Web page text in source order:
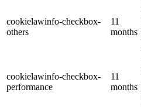
cookielawinfo-checkbox-
others
11
months
cookielawinfo-checkbox-
performance
11
months